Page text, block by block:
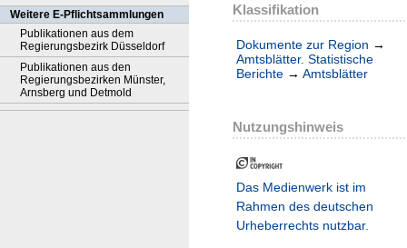
Weitere E-Pflichtsammlungen
Publikationen aus dem
Regierungsbezirk Düsseldorf
Publikationen aus den
Regierungsbezirken Münster,
Arnsberg und Detmold
Klassifikation
Dokumente zur Region →
Amtsblätter. Statistische
Berichte → Amtsblätter
Nutzungshinweis
Das Medienwerk ist im
Rahmen des deutschen
Urheberrechts nutzbar.